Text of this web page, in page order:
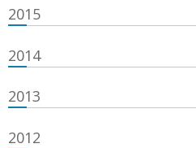
2015
2014
2013
2012